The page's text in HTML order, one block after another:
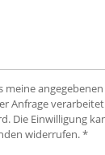
meine
Anfrage
Die Einwilligung
widerrufen. *